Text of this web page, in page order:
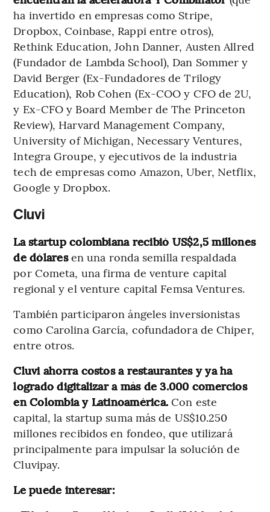
ha invertido en empresas como Stripe,
Dropbox, Coinbase, Rappi entre otros),
Rethink Education, John Danner, Austen Allred
(Fundador de Lambda School), Dan Sommer y
David Berger (Ex-Fundadores de Trilogy
Education), Rob Cohen (Ex-COO y CFO de 2U,
y Ex-CFO y Board Member de The Princeton
Review), Harvard Management Company,
University of Michigan, Necessary Ventures,
Integra Groupe, y ejecutivos de la industria
tech de empresas como Amazon, Uber, Netflix,
Google y Dropbox.
Cluvi
La startup colombiana recibió US$2,5 millones
de dólaresen una ronda semilla respaldada
por Cometa, una firma de venture capital
regional y el venture capital Femsa Ventures.
También participaron ángeles inversionistas
como Carolina García, cofundadora de Chiper,
entre otros.
Cluvi ahorra costos a restaurantes y ya ha
logrado digitalizar a más de 3.000 comercios
en Colombia y Latinoamérica. Con este
capital, la startup suma más de US$10.250
millones recibidos en fondeo, que utilizará
principalmente para impulsar la solución de
Cluvipay.
Le puede interesar: